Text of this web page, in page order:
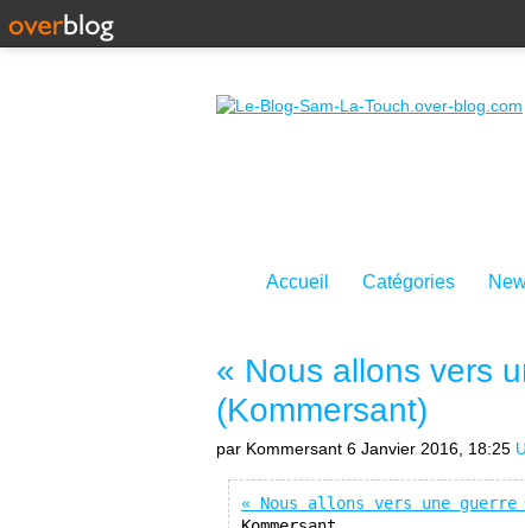
Accueil Catégories
« Nous allons vers
(Kommersant)
par Kommersant 6 Janvier 2016, 18:25
« Nous allons vers une guerre